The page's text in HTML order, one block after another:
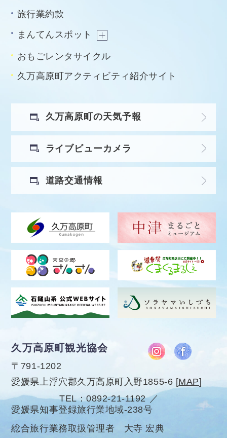
旅行業約款
まんてんスポット
おもごレンタサイクル
久万高原町アクティビティ紹介サイト
久万高原町の天気予報
ライブビューカメラ
道路交通情報
久万高原町観光協会
〒791-1202
愛媛県上浮穴郡久万高原町入野1855-6 [MAP]
TEL
0892-21-1192
愛媛県知事登録旅行業地域-238号
総合旅行業務取扱管理者 大寺 宏典